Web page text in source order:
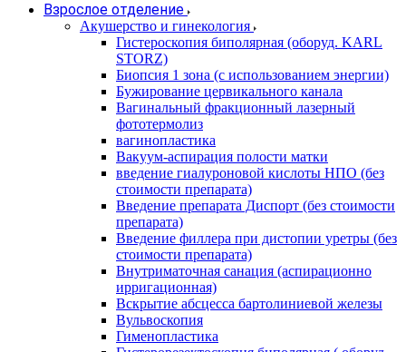
Взрослое отделение
Акушерство и гинекология
Гистероскопия биполярная (оборуд. KARL
STORZ)
Биопсия 1 зона (с использованием энергии)
Бужирование цервикального канала
Вагинальный фракционный лазерный
фототермолиз
вагинопластика
Вакуум-аспирация полости матки
введение гиалуроновой кислоты НПО (без
стоимости препарата)
Введение препарата Диспорт (без стоимости
препарата)
Введение филлера при дистопии уретры (без
стоимости препарата)
Внутриматочная санация (аспирационно
ирригационная)
Вскрытие абсцесса бартолиниевой железы
Вульвоскопия
Гименопластика